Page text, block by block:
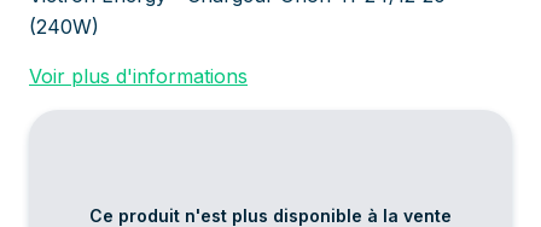
(240W)
Voir plus d'informations
Ce produit n'est plus disponible à la vente